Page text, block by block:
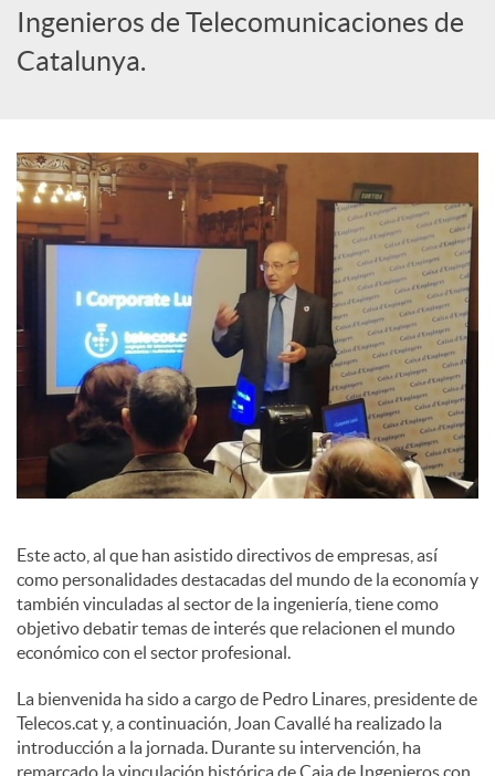
a
e
s
Ingenieros de Telecomunicaciones de
Catalunya.
Este acto, al que han asistido directivos de empresas, así
como personalidades destacadas del mundo de la economía y
también vinculadas al sector de la ingeniería, tiene como
objetivo debatir temas de interés que relacionen el mundo
económico con el sector profesional.
La bienvenida ha sido a cargo de Pedro Linares, presidente de
Telecos.cat y, a continuación, Joan Cavallé ha realizado la
introducción a la jornada. Durante su intervención, ha
remarcado la vinculación histórica de Caja de Ingenieros con